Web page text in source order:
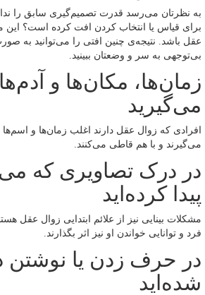
به نظرتان می‌رسد قدرت تصمیم‌گیری سابق را
برای قیاس یا انتخاب کردن افت کرده است؟ این
عقل باشد. نتیجه‌ی چنین افتی را می‌توانید به
بی‌توجهی به سر و وضعتان ببینید.
زمان‌ها، مکان‌ها و
می‌گیرید
افرادی که زوال عقل دارند اغلب زمان‌ها و
می‌گیرند و با هم قاطی می‌کنند.
در درک تصاویری که
پیدا کرده‌اید
مشکلات بینایی نیز از علائم ابتدایی زوال عقل
فرد و توانایی خواندن او نیز اثر بگذارند.
در حرف زدن یا
شده‌اید